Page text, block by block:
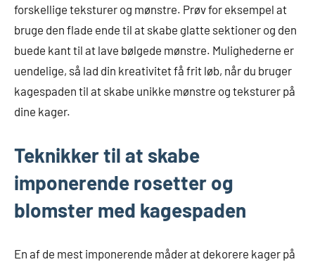
forskellige teksturer og mønstre. Prøv for eksempel at
bruge den flade ende til at skabe glatte sektioner og den
buede kant til at lave bølgede mønstre. Mulighederne er
uendelige, så lad din kreativitet få frit løb, når du bruger
kagespaden til at skabe unikke mønstre og teksturer på
dine kager.
Teknikker til at skabe
imponerende rosetter og
blomster med kagespaden
En af de mest imponerende måder at dekorere kager på